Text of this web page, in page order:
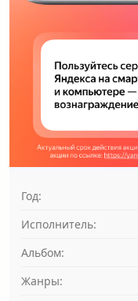
Год:
Исполнитель:
Альбом:
Жанры: